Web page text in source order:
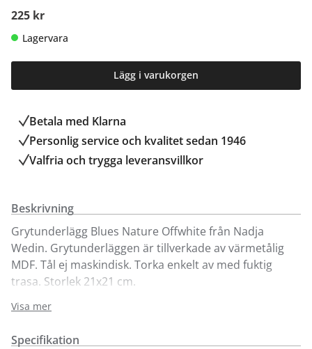
225 kr
Lagervara
Lägg i varukorgen
Betala med Klarna
Personlig service och kvalitet sedan 1946
Valfria och trygga leveransvillkor
Beskrivning
Grytunderlägg Blues Nature Offwhite från Nadja
Wedin. Grytunderläggen är tillverkade av värmetålig
MDF. Tål ej maskindisk. Torka enkelt av med fuktig
trasa. Storlek 21x21 cm.
Dela
Visa mer
Specifikation